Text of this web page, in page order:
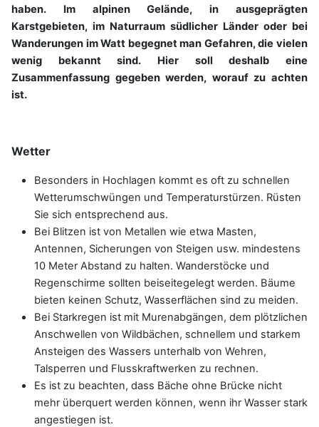
haben. Im alpinen Gelände, in ausgeprägten
Karstgebieten, im Naturraum südlicher Länder oder bei
Wanderungen im Watt begegnet man Gefahren, die vielen
wenig bekannt sind. Hier soll deshalb eine
Zusammenfassung gegeben werden, worauf zu achten
ist.
Wetter
Besonders in Hochlagen kommt es oft zu schnellen
Wetterumschwüngen und Temperaturstürzen. Rüsten
Sie sich entsprechend aus.
Bei Blitzen ist von Metallen wie etwa Masten,
Antennen, Sicherungen von Steigen usw. mindestens
10 Meter Abstand zu halten. Wanderstöcke und
Regenschirme sollten beiseitegelegt werden. Bäume
bieten keinen Schutz, Wasserflächen sind zu meiden.
Bei Starkregen ist mit Murenabgängen, dem plötzlichen
Anschwellen von Wildbächen, schnellem und starkem
Ansteigen des Wassers unterhalb von Wehren,
Talsperren und Flusskraftwerken zu rechnen.
Es ist zu beachten, dass Bäche ohne Brücke nicht
mehr überquert werden können, wenn ihr Wasser stark
angestiegen ist.